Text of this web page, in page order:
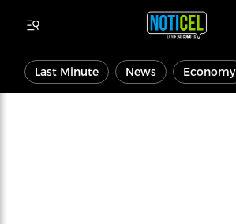
Last Minute News Economy